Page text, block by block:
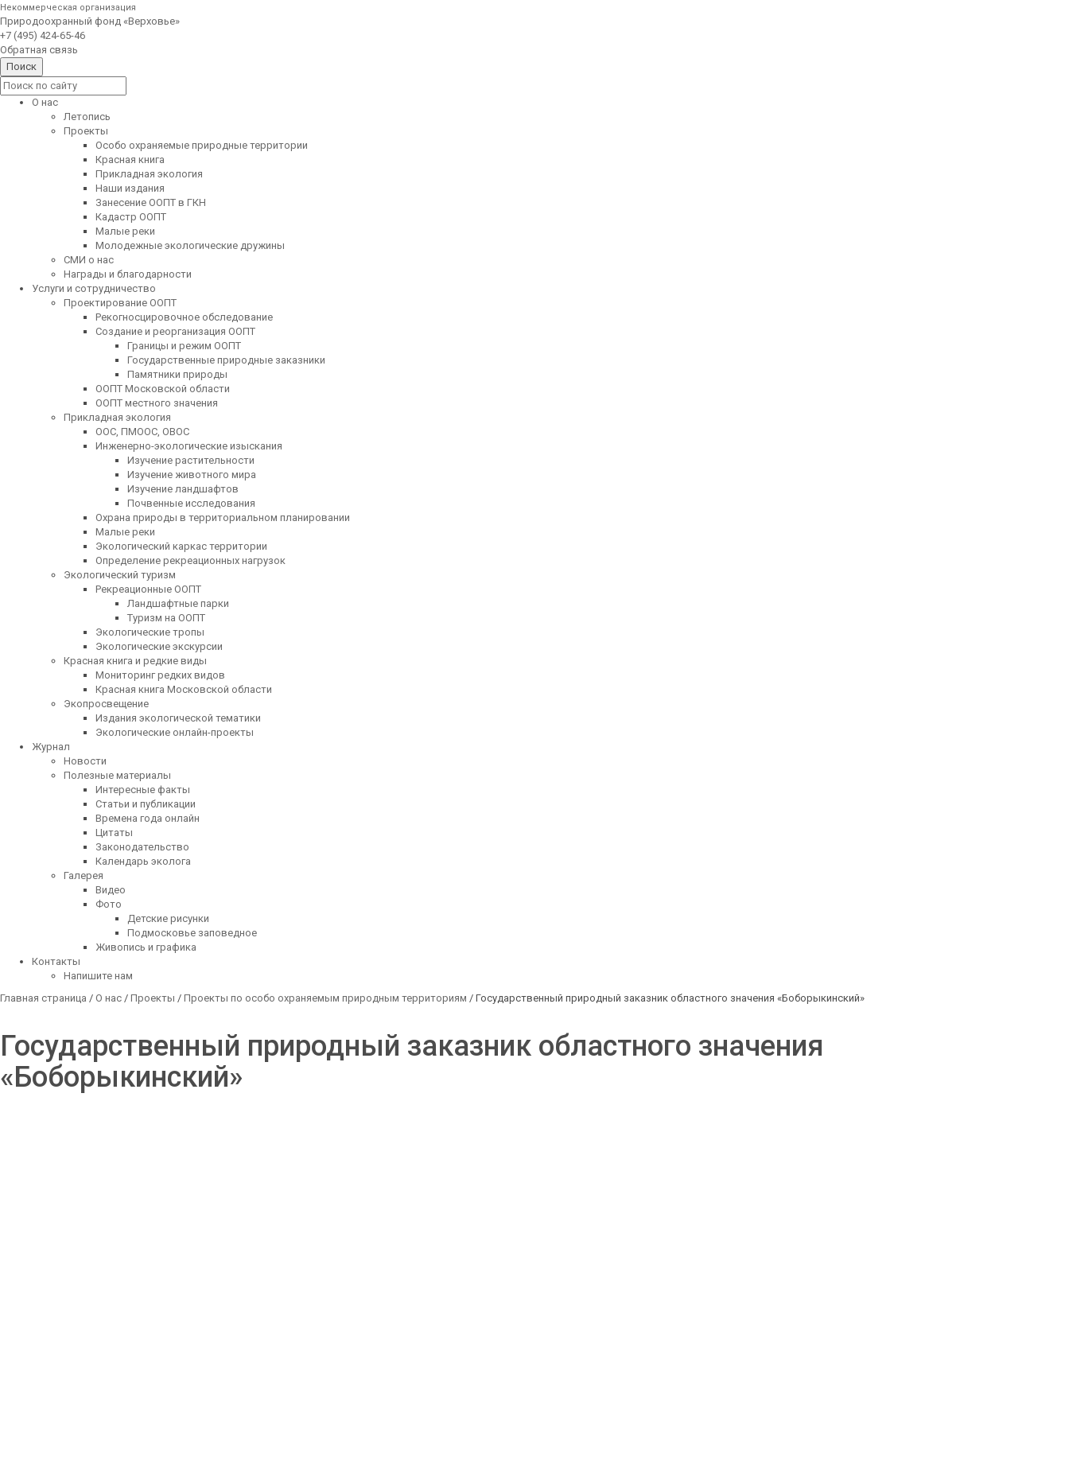
Некоммерческая организация
Природоохранный фонд «Верховье»
+7 (495) 424-65-46
Обратная связь
О нас
Летопись
Проекты
Особо охраняемые природные территории
Красная книга
Прикладная экология
Наши издания
Занесение ООПТ в ГКН
Кадастр ООПТ
Малые реки
Молодежные экологические дружины
СМИ о нас
Награды и благодарности
Услуги и сотрудничество
Проектирование ООПТ
Рекогносцировочное обследование
Создание и реорганизация ООПТ
Границы и режим ООПТ
Государственные природные заказники
Памятники природы
ООПТ Московской области
ООПТ местного значения
Прикладная экология
ООС, ПМООС, ОВОС
Инженерно-экологические изыскания
Изучение растительности
Изучение животного мира
Изучение ландшафтов
Почвенные исследования
Охрана природы в территориальном планировании
Малые реки
Экологический каркас территории
Определение рекреационных нагрузок
Экологический туризм
Рекреационные ООПТ
Ландшафтные парки
Туризм на ООПТ
Экологические тропы
Экологические экскурсии
Красная книга и редкие виды
Мониторинг редких видов
Красная книга Московской области
Экопросвещение
Издания экологической тематики
Экологические онлайн-проекты
Журнал
Новости
Полезные материалы
Интересные факты
Статьи и публикации
Времена года онлайн
Цитаты
Законодательство
Календарь эколога
Галерея
Видео
Фото
Детские рисунки
Подмосковье заповедное
Живопись и графика
Контакты
Напишите нам
Главная страница / О нас / Проекты / Проекты по особо охраняемым природным территориям / Государственный природный заказник областного значения «Боборыкинский»
Государственный природный заказник областного значения
«Боборыкинский»